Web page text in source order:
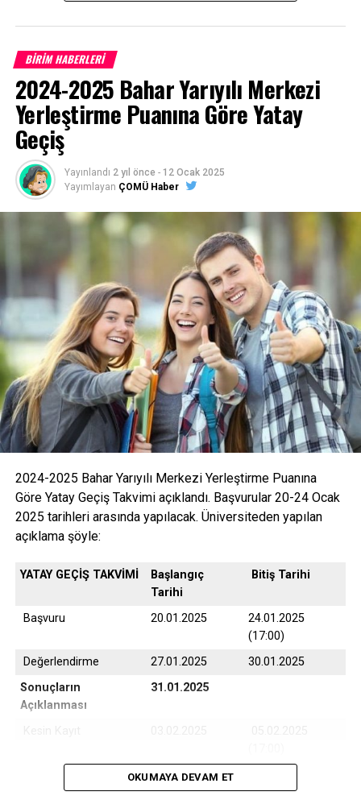
BİRİM HABERLERİ
2024-2025 Bahar Yarıyılı Merkezi
Yerleştirme Puanına Göre Yatay
Geçiş
Yayınlandı 2 yıl önce - 12 Ocak 2025
Yayımlayan ÇOMÜ Haber
2024-2025 Bahar Yarıyılı Merkezi Yerleştirme Puanına
Göre Yatay Geçiş Takvimi açıklandı. Başvurular 20-24 Ocak
2025 tarihleri arasında yapılacak. Üniversiteden yapılan
açıklama şöyle:
YATAY GEÇİŞ TAKVİMİ
Başlangıç
Tarihi
Bitiş Tarihi
Başvuru 20.01.2025
24.01.2025
(17:00)
Değerlendirme
27.01.2025
30.01.2025
Sonuçların
Açıklanması
31.01.2025
06.02.2025
(17:00)
OKUMAYA DEVAM ET